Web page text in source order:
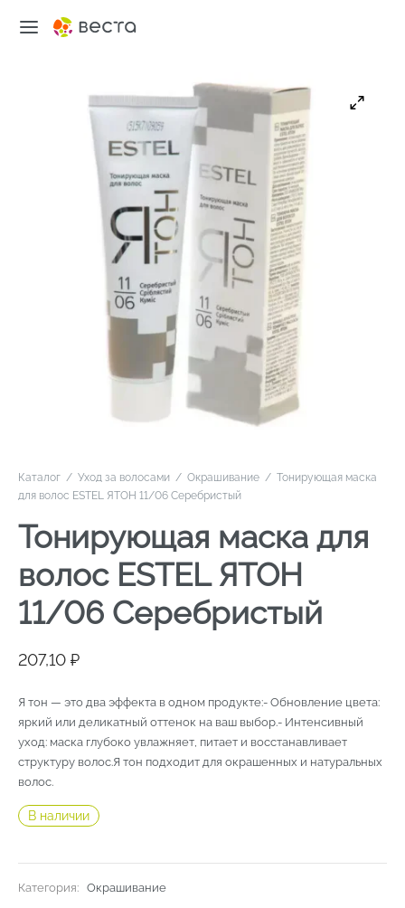
Каталог / Уход за волосами / Окрашивание / Тонирующая маска
для волос ESTEL ЯТОН 11/06 Серебристый
Тонирующая маска для
волос ESTEL ЯТОН
11/06 Серебристый
207,10 ₽
Я тон — это два эффекта в одном продукте:- Обновление цвета:
яркий или деликатный оттенок на ваш выбор.- Интенсивный
уход: маска глубоко увлажняет, питает и восстанавливает
структуру волос.Я тон подходит для окрашенных и натуральных
волос.
В наличии
Категория: Окрашивание